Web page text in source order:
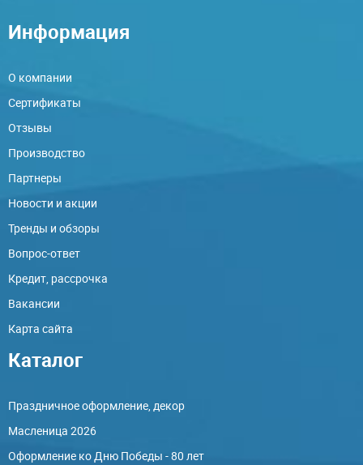
Информация
О компании
Сертификаты
Отзывы
Производство
Партнеры
Новости и акции
Тренды и обзоры
Вопрос-ответ
Кредит, рассрочка
Вакансии
Карта сайта
Каталог
Праздничное оформление, декор
Масленица 2026
Оформление ко Дню Победы - 80 лет